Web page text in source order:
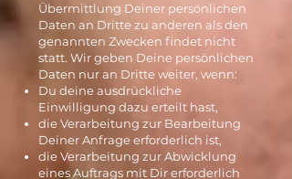
Übermittlung Deiner persönlichen
Daten an Dritte zu anderen als den
genannten Zwecken findet nicht
statt. Wir geben Deine persönlichen
Daten nur an Dritte weiter, wenn:
Du deine ausdrückliche
Einwilligung dazu erteilt hast,
die Verarbeitung zur Bearbeitung
Deiner Anfrage erforderlich ist,
die Verarbeitung zur Abwicklung
eines Auftrags mit Dir erforderlich